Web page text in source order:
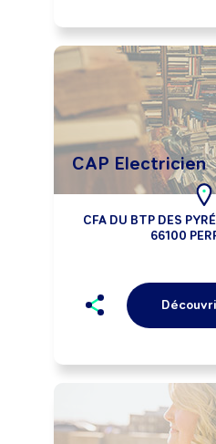
CAP Electricien
CFA DU BTP DES
66100